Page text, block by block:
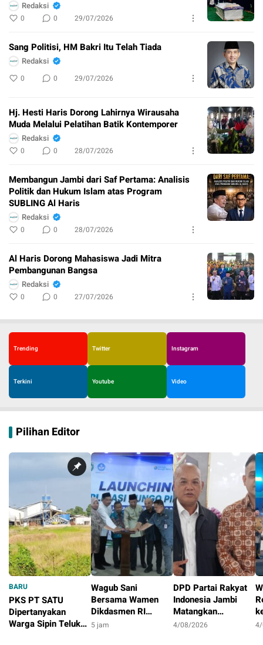
Redaksi
0 0 29/07/2026
Sang Politisi, HM Bakri Itu Telah Tiada
Redaksi
0 0 29/07/2026
Hj. Hesti Haris Dorong Lahirnya Wirausaha
Muda Melalui Pelatihan Batik Kontemporer
Redaksi
0 0 28/07/2026
Membangun Jambi dari Saf Pertama: Analisis
Politik dan Hukum Islam atas Program
SUBLING Al Haris
Redaksi
0 0 28/07/2026
Al Haris Dorong Mahasiswa Jadi Mitra
Pembangunan Bangsa
Redaksi
0 0 27/07/2026
Trending Twitter Instagram
Terkini Youtube Video
Pilihan Editor
BARU
PKS PT SATU
Dipertanyakan
Warga Sipin Teluk
Wagub Sani
Bersama Wamen
Dikdasmen RI
Luncurkan Aplikasi
5 jam
DPD Partai Rakyat
Indonesia Jambi
Matangkan
Persiapan
4/08/2026